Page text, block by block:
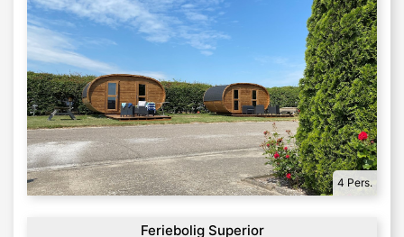
4 Pers.
Feriebolig Superior